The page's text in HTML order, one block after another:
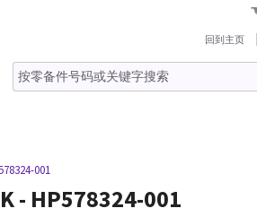
回到主页
001
- HP578324-001